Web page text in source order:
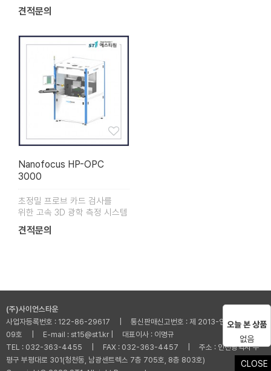
견적문의
Nanofocus HP-OPC
3000
초정밀 프로브 카드 검사를
위한 고속 3D 광학 측정 시스템
견적문의
(주)사이언스타운
사업자등록번호 : 122-86-29617 | 통신판매신고번호 : 제 2013-인천부평-001
09호 | E-mail : st15@st1.kr | 대표이사 : 이명규
TEL : 032-363-4455 | FAX : 032-363-4457 | 주소 : 인천광역시 부
평구 부평대로 301(청천동, 남광센트렉스 7층 705호, 8층 803호)
CLOSE
오늘 본 상품
없음